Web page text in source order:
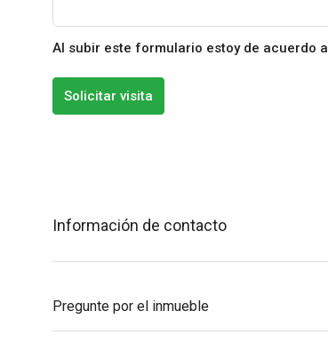
Al subir este formulario estoy de acuerdo a
Solicitar visita
Información de contacto
Pregunte por el inmueble